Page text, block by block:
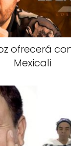
ofrecerá
Mexicali